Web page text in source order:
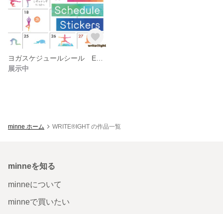
展示中
minne ホーム WRITE®IGHT の作品一覧
minneを知る
minneについて
minneで買いたい